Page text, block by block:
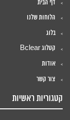
דף הבית
הלוחות שלנו
בלוג
קטלוג Bclear
אודות
צור קשר
קטגוריות ראשיות